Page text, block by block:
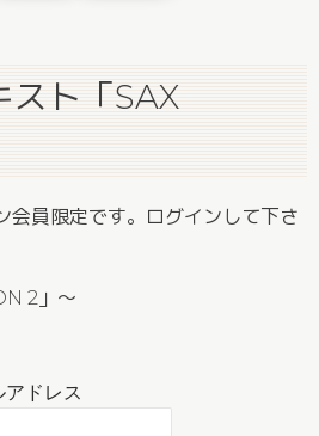
スト「SAX
会員限定です。ログインして下さ
2」〜
ドレス